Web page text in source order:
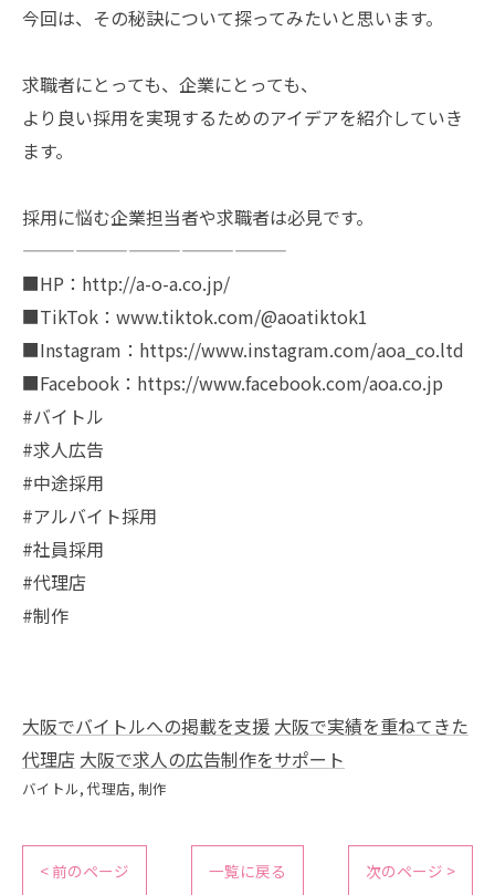
今回は、その秘訣について探ってみたいと思います。
求職者にとっても、企業にとっても、
より良い採用を実現するためのアイデアを紹介していき
ます。
採用に悩む企業担当者や求職者は必見です。
———————————————
■HP：http://a-o-a.co.jp/
■TikTok：www.tiktok.com/@aoatiktok1
■Instagram：https://www.instagram.com/aoa_co.ltd
■Facebook：https://www.facebook.com/aoa.co.jp
#バイトル
#求人広告
#中途採用
#アルバイト採用
#社員採用
#代理店
#制作
大阪でバイトルへの掲載を支援 大阪で実績を重ねてきた
代理店 大阪で求人の広告制作をサポート
バイトル 代理店 制作
< 前のページ 一覧に戻る 次のページ >